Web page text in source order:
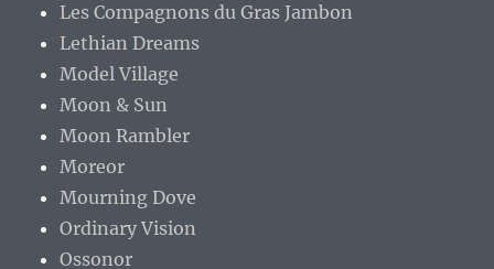
Les Compagnons du Gras Jambon
Lethian Dreams
Model Village
Moon & Sun
Moon Rambler
Moreor
Mourning Dove
Ordinary Vision
Ossonor